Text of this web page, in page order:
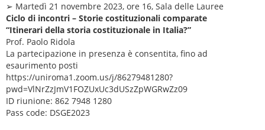
➢ Martedì 21 novembre 2023, ore 16, Sala delle Lauree
Ciclo di incontri – Storie costituzionali comparate
“Itinerari della storia costituzionale in Italia?”
Prof. Paolo Ridola
La partecipazione in presenza è consentita, fino ad
esaurimento posti
https://uniroma1.zoom.us/j/86279481280?
pwd=VlNrZzJmV1FOZUxUc3dUSzZpWGRwZz09
ID riunione: 862 7948 1280
Pass code: DSGE2023